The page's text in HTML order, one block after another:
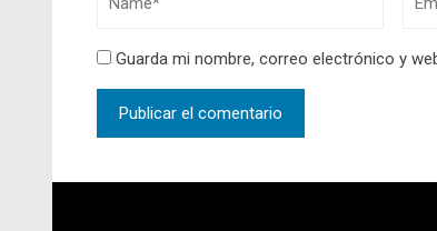
Guarda mi nombre, correo electrónico y